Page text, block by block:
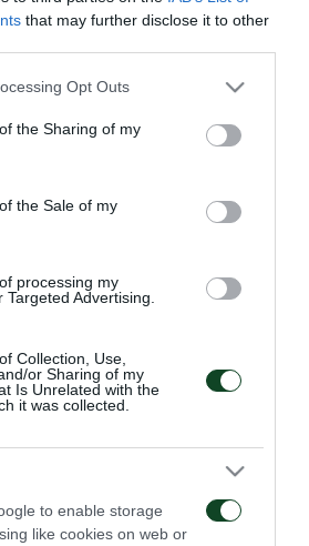
that may further disclose it to other
app uses one or more Google
or usage behaviour. You may click to
Google and its third-party tags to
specified purposes in below Google
Opt Outs
the Sharing of my
the Sale of my
processing my
Advertising.
Collection, Use,
or Sharing of my
Is Unrelated with the
it was collected.
to enable storage
like cookies on web or
μίας απαιτητικής σεζόν σε
Παρακαλούμε τους φιλάθλους
στο πλευρό μας, γιατί
δυσκολότερα. Δεν
Τα υπόλοιπα στο γήπεδο».
Για την πρόκριση στη
Σόφια